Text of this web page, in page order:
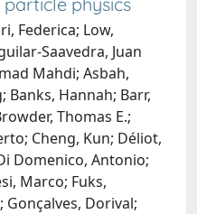
Federica; Low,
Saavedra, Juan
Mahdi; Asbah,
Banks, Hannah; Barr,
Thomas E.;
Cheng, Kun; Déliot,
Domenico, Antonio;
Marco; Fuks,
Gonçalves, Dorival;